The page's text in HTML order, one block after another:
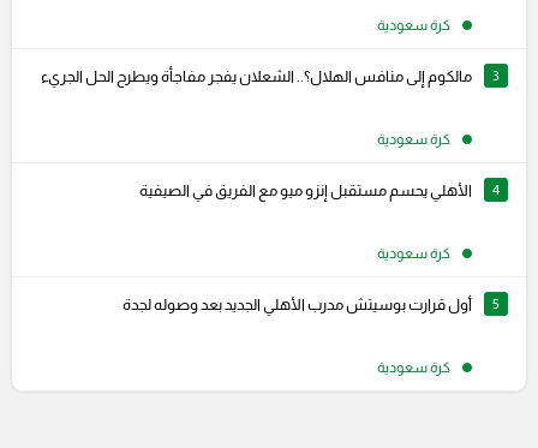
كرة سعودية
3 مالكوم إلى منافس الهلال؟.. الشعلان يفجر مفاجأة ويطرح الحل الجريء
كرة سعودية
4 الأهلي يحسم مستقبل إنزو ميو مع الفريق في الصيفية
كرة سعودية
5 أول قرارت بوسيتش مدرب الأهلي الجديد بعد وصوله لجدة
كرة سعودية